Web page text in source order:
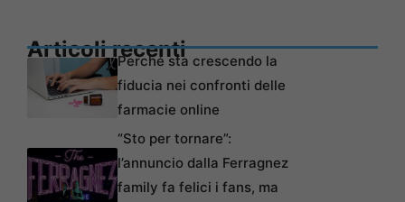
Articoli recentiPerché sta crescendo la
fiducia nei confronti delle
farmacie online
“Sto per tornare”:
l’annuncio dalla Ferragnez
family fa felici i fans, ma